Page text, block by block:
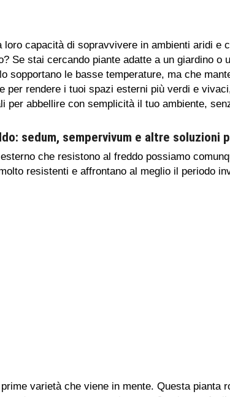
loro capacità di sopravvivere in ambienti aridi e
Se stai cercando piante adatte a un giardino o
sopportano le basse temperature, ma che
per rendere i tuoi spazi esterni più verdi e
per abbellire con semplicità il tuo ambiente,
sedum, sempervivum e altre soluzioni
che resistono al freddo possiamo
resistenti e affrontano al meglio il periodo
varietà che viene in mente. Questa pianta